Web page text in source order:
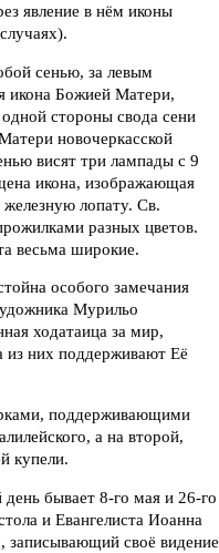
явление в нём иконы
сенью, за левым
икона Божией Матери,
стороны свода сени
новочеркасской
висят три лампады с 9
икона, изображающая
лопату. Св.
разных цветов.
весьма широкие.
особого замечания
Мурильо
ходатаица за мир,
из них поддерживают Её
поддерживающими
а на второй,
купели.
бывает 8-го мая и 26-го
и Евангелиста Иоанна
своё видение